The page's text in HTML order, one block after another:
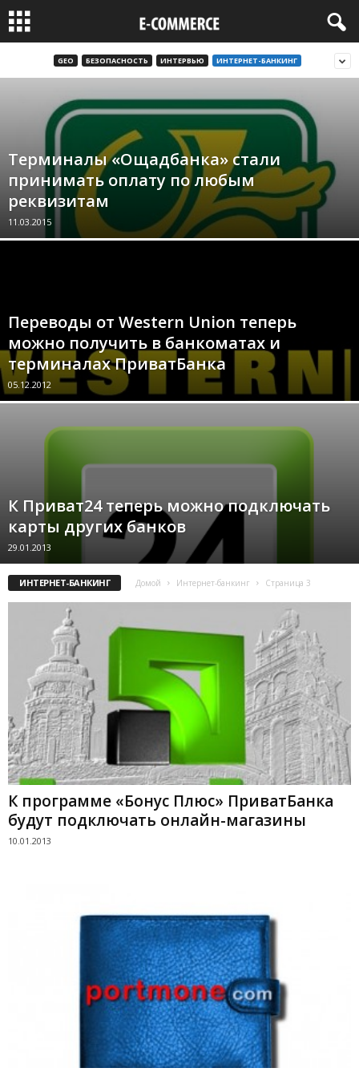
GEO БЕЗОПАСНОСТЬ ИНТЕРВЬЮ ИНТЕРНЕТ-БАНКИНГ
Терминалы «Ощадбанка» стали
принимать оплату по любым
реквизитам
11.03.2015
Переводы от Western Union теперь
можно получить в банкоматах и
терминалах ПриватБанка
05.12.2012
К Приват24 теперь можно подключать
карты других банков
29.01.2013
ИНТЕРНЕТ-БАНКИНГ Домой Интернет-банкинг Страница 3
К программе «Бонус Плюс» ПриватБанка
будут подключать онлайн-магазины
10.01.2013